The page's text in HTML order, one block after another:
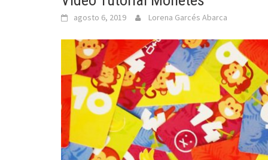
agosto 6, 2019 Lorena Garcés Abarca